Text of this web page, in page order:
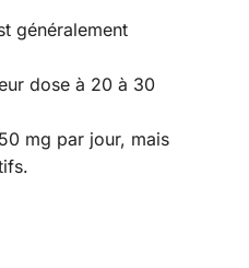
généralement
dose à 20 à 30
mg par jour, mais